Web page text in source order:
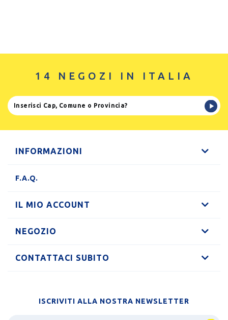
14 NEGOZI IN ITALIA
INFORMAZIONI
F.A.Q.
IL MIO ACCOUNT
NEGOZIO
CONTATTACI SUBITO
ISCRIVITI ALLA NOSTRA NEWSLETTER